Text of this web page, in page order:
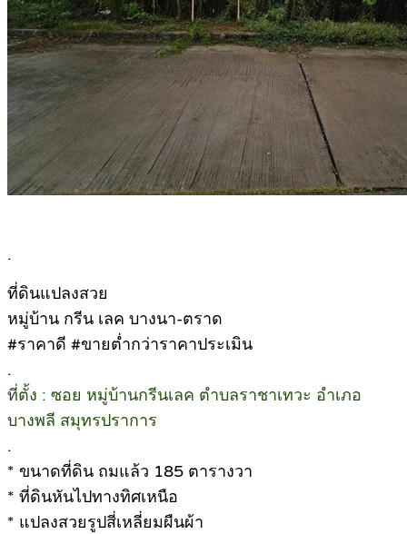
.
ที่ดินแปลงสวย
หมู่บ้าน กรีน เลค บางนา-ตราด
#ราคาดี #ขายต่ำกว่าราคาประเมิน
.
ที่ตั้ง : ซอย หมู่บ้านกรีนเลค ตำบลราชาเทวะ อำเภอ
บางพลี สมุทรปราการ
.
* ขนาดที่ดิน ถมแล้ว 185 ตารางวา
* ที่ดินหันไปทางทิศเหนือ
* แปลงสวยรูปสี่เหลี่ยมผืนผ้า